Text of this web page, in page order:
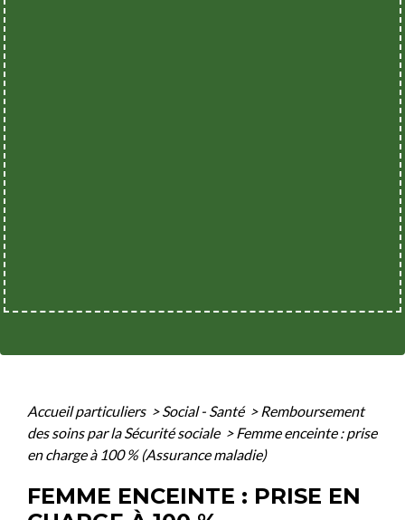
Accueil particuliers > Social - Santé > Remboursement
des soins par la Sécurité sociale > Femme enceinte : prise
en charge à 100 % (Assurance maladie)
FEMME ENCEINTE : PRISE EN